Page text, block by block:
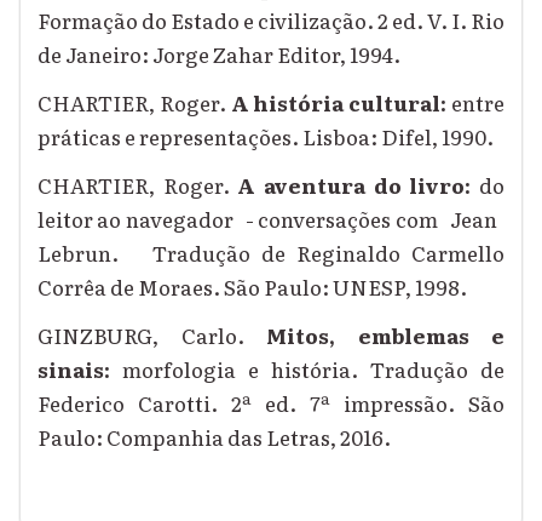
Formação do Estado e civilização. 2 ed. V. I. Rio
de Janeiro: Jorge Zahar Editor, 1994.
CHARTIER, Roger. A história cultural: entre
práticas e representações. Lisboa: Difel, 1990.
CHARTIER, Roger. A aventura do livro: do
leitor ao navegador - conversações com Jean
Lebrun.
Tradução de Reginaldo Carmello
Corrêa de Moraes. São Paulo: UNESP, 1998.
GINZBURG, Carlo. Mitos, emblemas e
sinais: morfologia e história. Tradução de
Federico Carotti. 2ª ed. 7ª impressão. São
Paulo: Companhia das Letras, 2016.